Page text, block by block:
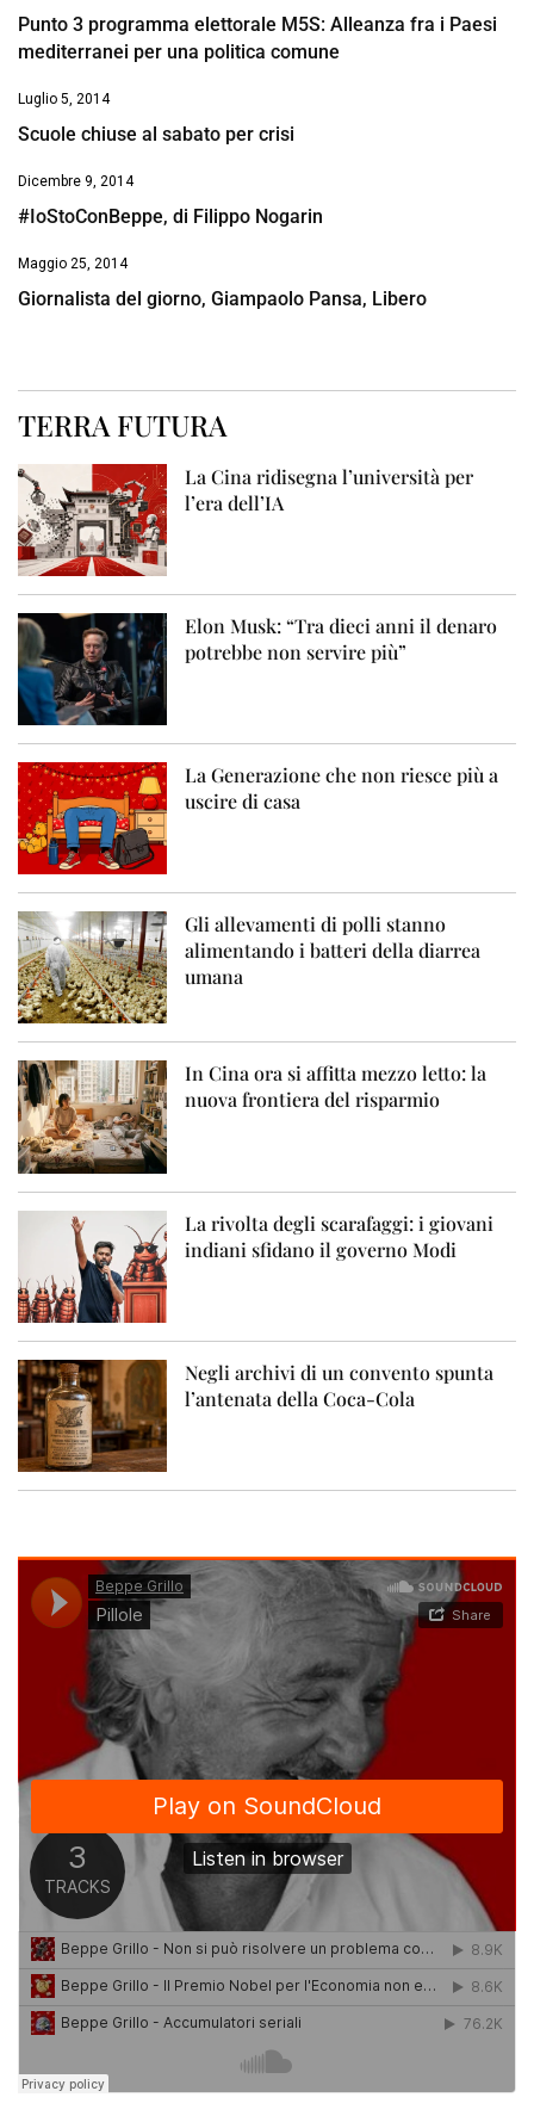
Punto 3 programma elettorale M5S: Alleanza fra i Paesi
mediterranei per una politica comune
Luglio 5, 2014
Scuole chiuse al sabato per crisi
Dicembre 9, 2014
#IoStoConBeppe, di Filippo Nogarin
Maggio 25, 2014
Giornalista del giorno, Giampaolo Pansa, Libero
TERRA FUTURA
La Cina ridisegna l’università per
l’era dell’IA
Elon Musk: “Tra dieci anni il denaro
potrebbe non servire più”
La Generazione che non riesce più a
uscire di casa
Gli allevamenti di polli stanno
alimentando i batteri della diarrea
umana
In Cina ora si affitta mezzo letto: la
nuova frontiera del risparmio
La rivolta degli scarafaggi: i giovani
indiani sfidano il governo Modi
Negli archivi di un convento spunta
l’antenata della Coca-Cola